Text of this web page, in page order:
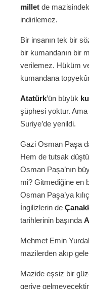
millet de
indirilemez.
Bir insanın tek bir
bir kumandanın bir
verilemez. Hüküm
kumandana
Atatürk’ün büyük
şüphesi yoktur. Ama
Suriye’de yenildi.
Gazi Osman Paşa
Hem de tutsak
Osman Paşa’nın
mi? Gitmediğine en
Osman Paşa’ya
İngilizlerin de
tarihlerinin başında
Mehmet Emin
mazilerden akıp
Mazide eşsiz bir
geriye